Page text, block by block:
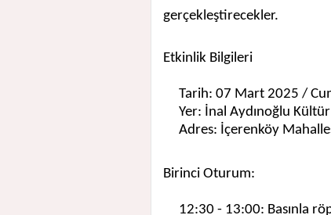
gerçekleştirecekler.
Etkinlik Bilgileri
Tarih: 07 Mart 2025 /
Yer: İnal Aydınoğlu
Adres: İçerenköy
Birinci Oturum:
12:30 - 13:00: Basınla